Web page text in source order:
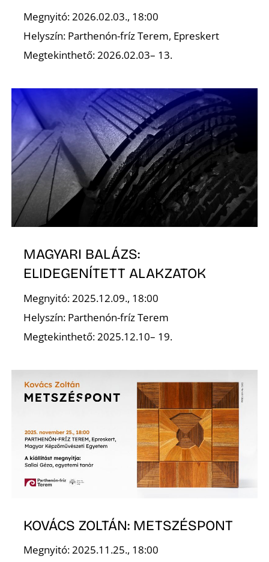
Megnyitó: 2026.02.03., 18:00
Helyszín: Parthenón-fríz Terem, Epreskert
Megtekinthető: 2026.02.03– 13.
MAGYARI BALÁZS:
ELIDEGENÍTETT ALAKZATOK
Megnyitó: 2025.12.09., 18:00
Helyszín: Parthenón-fríz Terem
Megtekinthető: 2025.12.10– 19.
KOVÁCS ZOLTÁN: METSZÉSPONT
Megnyitó: 2025.11.25., 18:00